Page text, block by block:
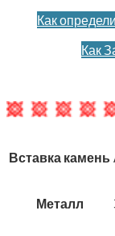
Как
Как
Вставка камень
Металл